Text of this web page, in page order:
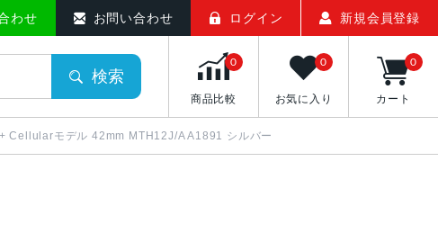
わせ お問い合わせ ログイン 新規会員登録
検索
商品比較
0
お気に入り
0
カート
0
Cellularモデル 42mm MTH12J/A A1891 シルバー